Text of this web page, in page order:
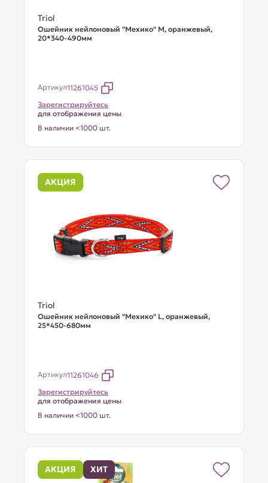
Triol
Ошейник нейлоновый "Мехико" M, оранжевый,
20*340-490мм
Артикул11261045
Зарегистрируйтесь
для отображения цены
В наличии <1000 шт.
АКЦИЯ
Triol
Ошейник нейлоновый "Мехико" L, оранжевый,
25*450-680мм
Артикул11261046
Зарегистрируйтесь
для отображения цены
В наличии <1000 шт.
АКЦИЯ ХИТ